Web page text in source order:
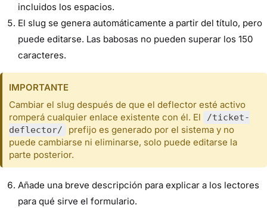
incluidos los espacios.
El slug se genera automáticamente a partir del título, pero
puede editarse. Las babosas no pueden superar los 150
caracteres.
IMPORTANTE
Cambiar el slug después de que el deflector esté activo
romperá cualquier enlace existente con él. El
/ticket-
deflector/
prefijo es generado por el sistema y no
puede cambiarse ni eliminarse, solo puede editarse la
parte posterior.
Añade una breve descripción para explicar a los lectores
para qué sirve el formulario.